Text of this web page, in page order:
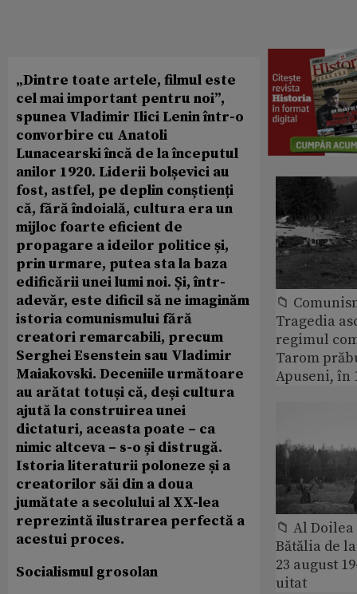
„Dintre toate artele, filmul este
cel mai important pentru noi”,
spunea Vladimir Ilici Lenin într-o
convorbire cu Anatoli
Lunacearski încă de la începutul
anilor 1920. Liderii bolșevici au
fost, astfel, pe deplin conștienți
că, fără îndoială, cultura era un
mijloc foarte eficient de
propagare a ideilor politice și,
prin urmare, putea sta la baza
edificării unei lumi noi. Și, într-
adevăr, este dificil să ne imaginăm
istoria comunismului fără
creatori remarcabili, precum
Serghei Esenstein sau Vladimir
Maiakovski. Deceniile următoare
au arătat totuși că, deși cultura
ajută la construirea unei
dictaturi, aceasta poate – ca
nimic altceva – s-o și distrugă.
Istoria literaturii poloneze și a
creatorilor săi din a doua
jumătate a secolului al XX-lea
reprezintă ilustrarea perfectă a
acestui proces.
Socialismul grosolan
📁
Tragedia
regimul
Tarom
Apuseni, în
📁 Al
Bătălia de
23 august
uitat